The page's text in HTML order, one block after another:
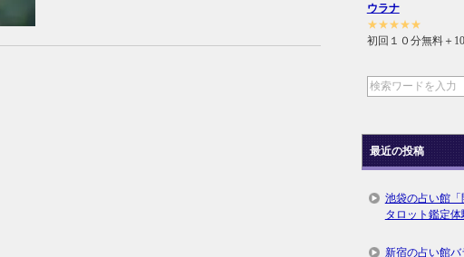
ウラナ
★★★★★
初回１０分無料＋
最近の投稿
池袋の占い館
タロット鑑定体
新宿の占い館バ